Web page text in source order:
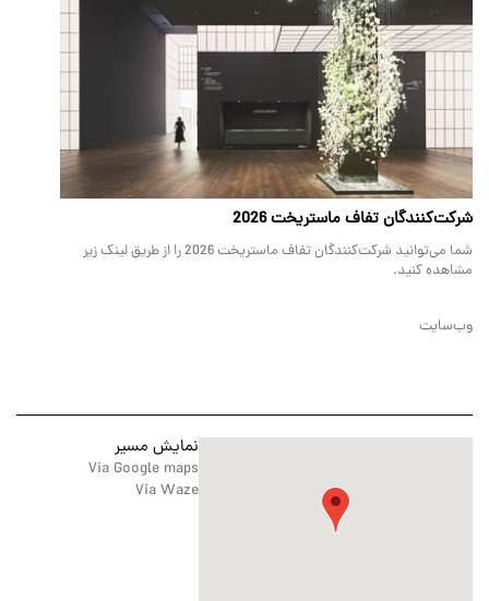
شرکت‌کنندگان تفاف ماستریخت 2026
شما می‌توانید شرکت‌کنندگان تفاف ماستریخت 2026 را از طریق لینک زیر
مشاهده کنید.
وب‌سایت
نمایش مسیر
Via Google maps
Via Waze